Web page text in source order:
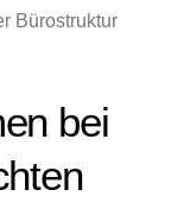
Bürostruktur
bei